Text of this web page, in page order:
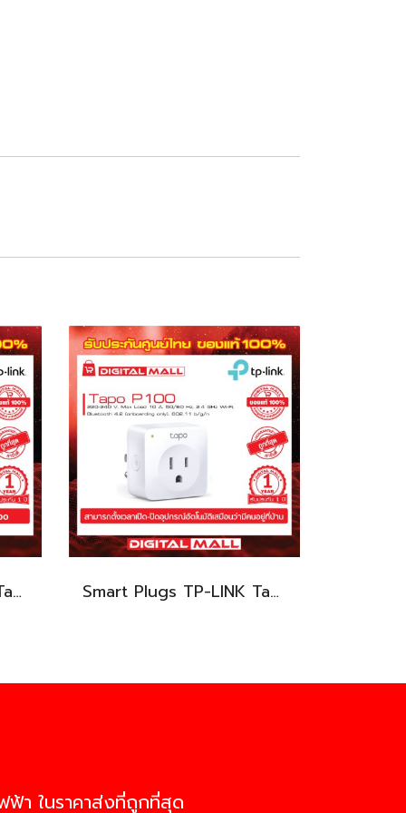
Smart Bulbs TP-LINK Tapo L530E หลอดไฟ WIFI Smart Plugs TP-LINK Tapo P100 กล้องวงจรปิด
า ในราคาส่งที่ถูกที่สุด